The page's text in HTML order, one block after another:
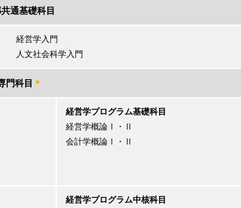
通基礎科目
経営学入門
人文社会科学入門
門科目 ＊
経営学プログラム基礎科目
経営学概論Ⅰ・Ⅱ
会計学概論Ⅰ・Ⅱ
経営学プログラム中核科目